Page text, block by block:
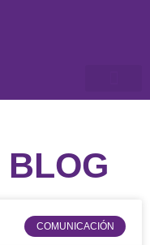
BLOG
COMUNICACIÓN